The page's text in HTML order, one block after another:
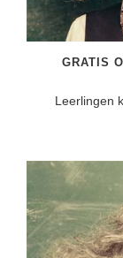
GRATIS
Leerlingen